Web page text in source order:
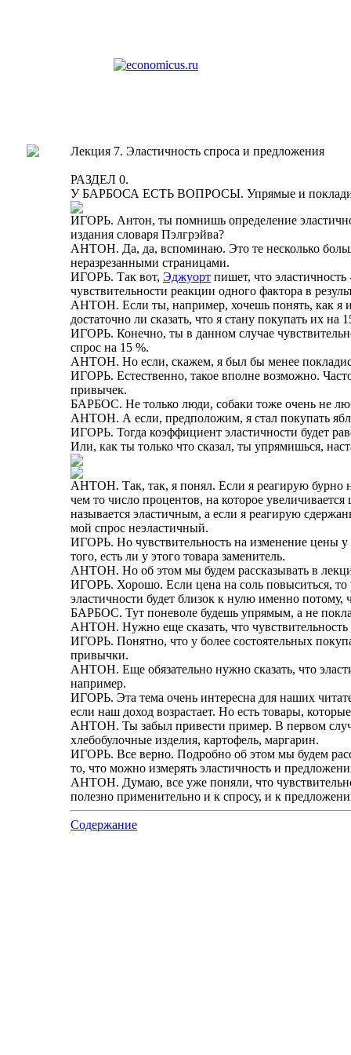
Лекция 7. Эластичность спроса и предложения
РАЗДЕЛ 0.
У БАРБОСА ЕСТЬ ВОПРОСЫ. Упрямые и
ИГОРЬ. Антон, ты помнишь определение
издания словаря Пэлгрэйва?
АНТОН. Да, да, вспоминаю. Это те несколько
неразрезанными страницами.
ИГОРЬ. Так вот, Эджуорт пишет, что
чувствительности реакции одного фактора в
АНТОН. Если ты, например, хочешь понять, как я
достаточно ли сказать, что я стану покупать их
ИГОРЬ. Конечно, ты в данном случае
спрос на 15 %.
АНТОН. Но если, скажем, я был бы менее
ИГОРЬ. Естественно, такое вполне возможно.
привычек.
БАРБОС. Не только люди, собаки тоже очень не
АНТОН. А если, предположим, я стал покупать
ИГОРЬ. Тогда коэффициент эластичности будет
Или, как ты только что сказал, ты упрямишься,
АНТОН. Так, так, я понял. Если я реагирую бурно
чем то число процентов, на которое
называется эластичным, а если я реагирую
мой спрос неэластичный.
ИГОРЬ. Но чувствительность на изменение цены у
того, есть ли у этого товара заменитель.
АНТОН. Но об этом мы будем рассказывать в
ИГОРЬ. Хорошо. Если цена на соль повыситься, то
эластичности будет близок к нулю именно потому,
БАРБОС. Тут поневоле будешь упрямым, а не
АНТОН. Нужно еще сказать, что
ИГОРЬ. Понятно, что у более состоятельных
привычки.
АНТОН. Еще обязательно нужно сказать, что
например.
ИГОРЬ. Эта тема очень интересна для наших
если наш доход возрастает. Но есть товары,
АНТОН. Ты забыл привести пример. В первом
хлебобулочные изделия, картофель, маргарин.
ИГОРЬ. Все верно. Подробно об этом мы будем
то, что можно измерять эластичность и
АНТОН. Думаю, все уже поняли, что
полезно применительно и к спросу, и к
Содержание